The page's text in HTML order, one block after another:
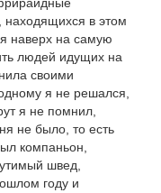
в этом
наверх на самую
людей идущих на
своими
я не решался,
я не помнил,
не было, то есть
компаньон,
швед,
году и